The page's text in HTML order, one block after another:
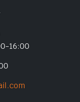
16:00